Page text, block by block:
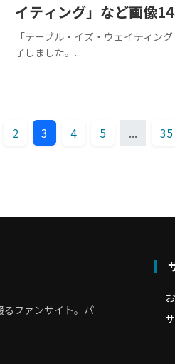
イティング」など画像14
「テーブル・イズ・ウェイティン
了しました。...
2 3 4 5 ... 35
るファンサイト。パ